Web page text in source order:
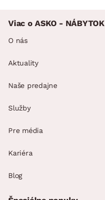
Viac o ASKO - NÁBYTOK
O nás
Aktuality
Naše predajne
Služby
Pre média
Kariéra
Blog